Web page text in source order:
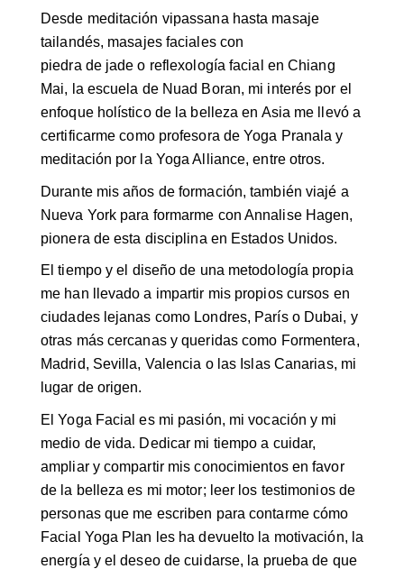
Desde meditación vipassana hasta masaje
tailandés, masajes faciales con
piedra de jade o reflexología facial en Chiang
Mai, la escuela de Nuad Boran, mi interés por el
enfoque holístico de la belleza en Asia me llevó a
certificarme como profesora de Yoga Pranala y
meditación por la Yoga Alliance, entre otros.
Durante mis años de formación, también viajé a
Nueva York para formarme con Annalise Hagen,
pionera de esta disciplina en Estados Unidos.
El tiempo y el diseño de una metodología propia
me han llevado a impartir mis propios cursos en
ciudades lejanas como Londres, París o Dubai, y
otras más cercanas y queridas como Formentera,
Madrid, Sevilla, Valencia o las Islas Canarias, mi
lugar de origen.
El Yoga Facial es mi pasión, mi vocación y mi
medio de vida. Dedicar mi tiempo a cuidar,
ampliar y compartir mis conocimientos en favor
de la belleza es mi motor; leer los testimonios de
personas que me escriben para contarme cómo
Facial Yoga Plan les ha devuelto la motivación, la
energía y el deseo de cuidarse, la prueba de que